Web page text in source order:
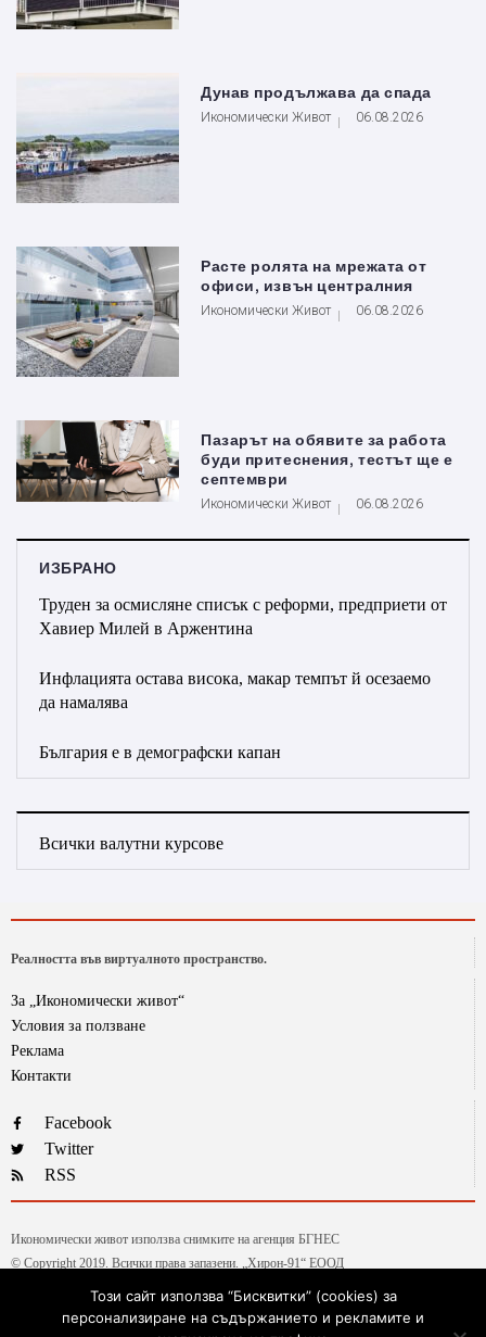
Дунав продължава да спада
Икономически Живот 06.08.2026
Расте ролята на мрежата от
офиси, извън централния
Икономически Живот 06.08.2026
Пазарът на обявите за работа
буди притеснения, тестът ще е
септември
Икономически Живот 06.08.2026
ИЗБРАНО
Труден за осмисляне списък с реформи, предприети от
Хавиер Милей в Аржентина
Инфлацията остава висока, макар темпът й осезаемо
да намалява
България е в демографски капан
Всички валутни курсове
Реалността във виртуалното пространство.
За „Икономически живот“
Условия за ползване
Реклама
Контакти
Facebook
Twitter
RSS
Икономически живот използва снимките на агенция БГНЕС
© Copyright 2019. Всички права запазени. „Хирон-91“ ЕООД
Този сайт използва “Бисквитки” (cookies) за
персонализиране на съдържанието и рекламите и